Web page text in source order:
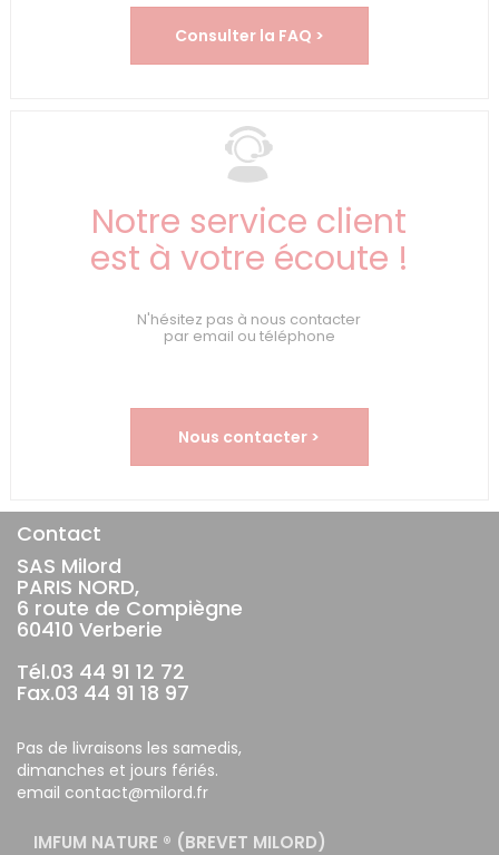
Consulter la FAQ >
Notre service client
est à votre écoute !
N'hésitez pas à nous contacter
par email ou téléphone
Nous contacter >
Contact
SAS Milord
PARIS NORD,
6 route de Compiègne
60410 Verberie
Tél.03 44 91 12 72
Fax.03 44 91 18 97
Pas de livraisons les samedis,
dimanches et jours fériés.
email contact@milord.fr
IMFUM NATURE ® (BREVET MILORD)